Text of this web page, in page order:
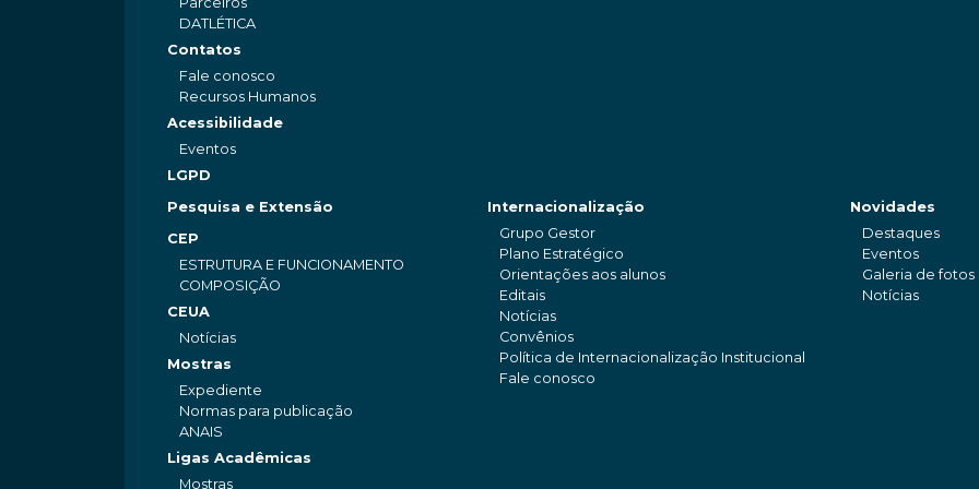
DATLÉTICA
Contatos
Fale conosco
Recursos Humanos
Acessibilidade
Eventos
LGPD
Pesquisa e Extensão
CEP
ESTRUTURA E FUNCIONAMENTO
COMPOSIÇÃO
CEUA
Notícias
Mostras
Expediente
Normas para publicação
ANAIS
Ligas Acadêmicas
Mostras
Internacionalização
Grupo Gestor
Plano Estratégico
Orientações aos alunos
Editais
Notícias
Convênios
Política de Internacionalização Institucional
Fale conosco
Novidades
Destaques
Eventos
Galeria de fotos
Notícias